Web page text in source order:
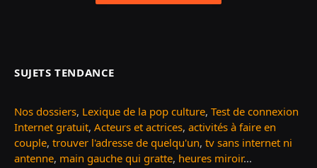
SUJETS TENDANCE
Nos dossiers, Lexique de la pop culture, Test de connexion
Internet gratuit, Acteurs et actrices, activités à faire en
couple, trouver l'adresse de quelqu'un, tv sans internet ni
antenne, main gauche qui gratte, heures miroir...